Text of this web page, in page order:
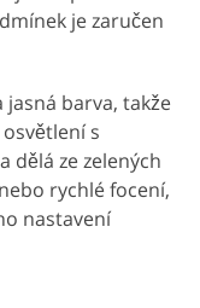
je zaručen
jasná barva, takže
s
dělá ze zelených
rychlé focení,
nastavení